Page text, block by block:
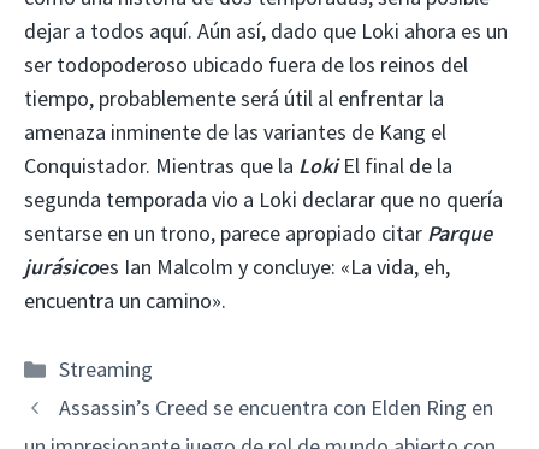
dejar a todos aquí. Aún así, dado que Loki ahora es un
ser todopoderoso ubicado fuera de los reinos del
tiempo, probablemente será útil al enfrentar la
amenaza inminente de las variantes de Kang el
Conquistador. Mientras que la LokiEl final de la
segunda temporada vio a Loki declarar que no quería
sentarse en un trono, parece apropiado citar Parque
jurásicoes Ian Malcolm y concluye: «La vida, eh,
encuentra un camino».
Categorías
Streaming
Assassin’s Creed se encuentra con Elden Ring en